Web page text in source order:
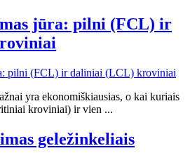
jūra: pilni (FCL) ir
yra ekonomiškiausias, o kai kuriais
kroviniai) ir vien ...
geležinkeliais